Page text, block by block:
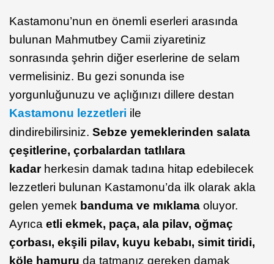
Kastamonu’nun en önemli eserleri arasında
bulunan Mahmutbey Camii ziyaretiniz
sonrasında şehrin diğer eserlerine de selam
vermelisiniz. Bu gezi sonunda ise
yorgunluğunuzu ve açlığınızı dillere destan
Kastamonu lezzetleri ile
dindirebilirsiniz. Sebze yemeklerinden salata
çeşitlerine, çorbalardan tatlılara
kadarherkesin damak tadına hitap edebilecek
lezzetleri bulunan Kastamonu’da ilk olarak akla
gelen yemek banduma ve mıklama oluyor.
Ayrıca etli ekmek, paça, ala pilav, oğmaç
çorbası, ekşili pilav, kuyu kebabı, simit tiridi,
köle hamuru da tatmanız gereken damak